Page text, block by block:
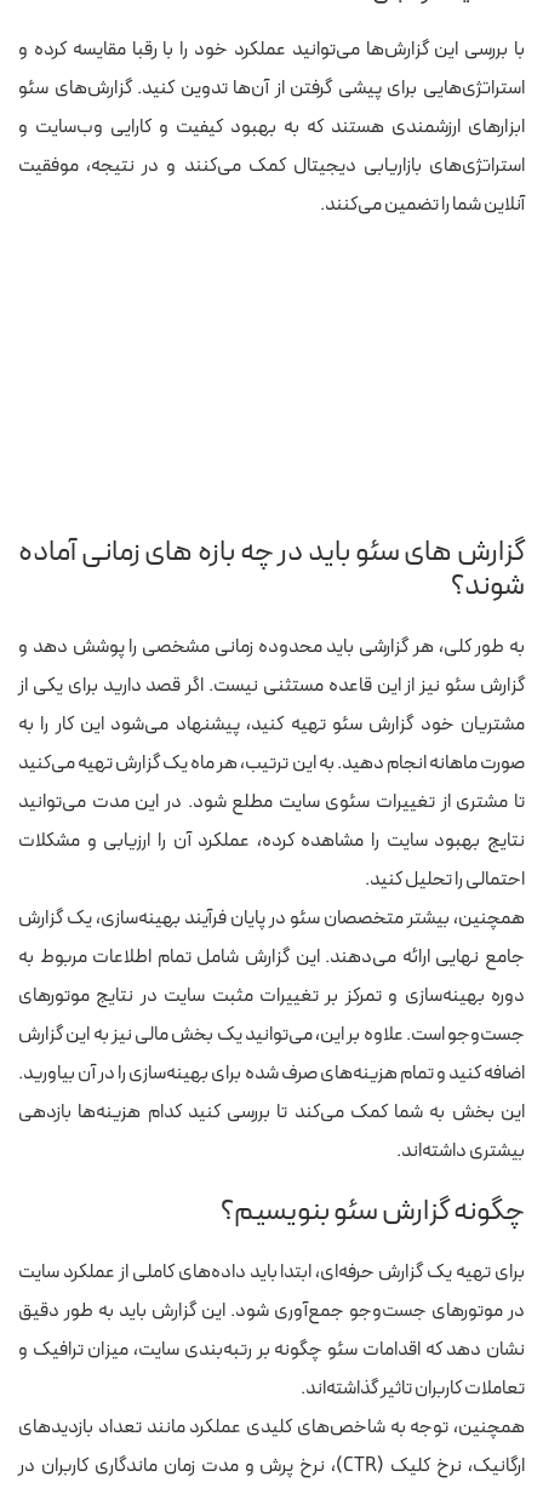
با بررسی این گزارش‌ها می‌توانید عملکرد خود را با رقبا مقایسه کرده و
استراتژی‌هایی برای پیشی گرفتن از آن‌ها تدوین کنید.گزارش‌های سئو
ابزارهای ارزشمندی هستند که به بهبود کیفیت و کارایی وب‌سایت و
استراتژی‌های بازاریابی دیجیتال کمک می‌کنند و در نتیجه، موفقیت
آنلاین شما را تضمین می‌کنند.
گزارش های سئو باید در چه بازه های زمانی آماده
شوند؟
به‌ طور کلی، هر گزارشی باید محدوده زمانی مشخصی را پوشش دهد و
گزارش سئو نیز از این قاعده مستثنی نیست. اگر قصد دارید برای یکی از
مشتریان خود گزارش سئو تهیه کنید، پیشنهاد می‌شود این کار را به‌
صورت ماهانه انجام دهید. به این ترتیب، هر ماه یک گزارش تهیه می‌کنید
تا مشتری از تغییرات سئوی سایت مطلع شود. در این مدت می‌توانید
نتایج بهبود سایت را مشاهده کرده، عملکرد آن را ارزیابی و مشکلات
احتمالی را تحلیل کنید.
همچنین، بیشتر متخصصان سئو در پایان فرآیند بهینه‌سازی، یک گزارش
جامع نهایی ارائه می‌دهند. این گزارش شامل تمام اطلاعات مربوط به
دوره بهینه‌سازی و تمرکز بر تغییرات مثبت سایت در نتایج موتورهای
جست‌وجو است. علاوه بر این، می‌توانید یک بخش مالی نیز به این گزارش
اضافه کنید و تمام هزینه‌های صرف‌ شده برای بهینه‌سازی را در آن بیاورید.
این بخش به شما کمک می‌کند تا بررسی کنید کدام هزینه‌ها بازدهی
بیشتری داشته‌اند.
چگونه گزارش سئو بنویسیم؟
برای تهیه یک گزارش حرفه‌ای، ابتدا باید داده‌های کاملی از عملکرد سایت
در موتورهای جست‌وجو جمع‌آوری شود. این گزارش باید به طور دقیق
نشان دهد که اقدامات سئو چگونه بر رتبه‌بندی سایت، میزان ترافیک و
تعاملات کاربران تاثیر گذاشته‌اند.
همچنین، توجه به شاخص‌های کلیدی عملکرد مانند تعداد بازدیدهای
ارگانیک، نرخ کلیک (CTR)، نرخ پرش و مدت زمان ماندگاری کاربران در